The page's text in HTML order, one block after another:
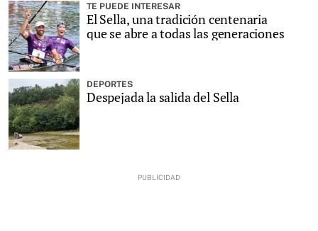
TE PUEDE INTERESAR
El Sella, una tradición centenaria
que se abre a todas las generaciones
DEPORTES
Despejada la salida del Sella